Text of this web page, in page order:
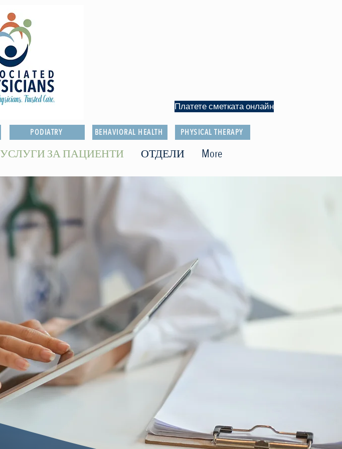
Платете сметката онлайн
PODIATRY BEHAVIORAL HEALTH PHYSICAL THERAPY
УСЛУГИ ЗА ПАЦИЕНТИ ОТДЕЛИ More